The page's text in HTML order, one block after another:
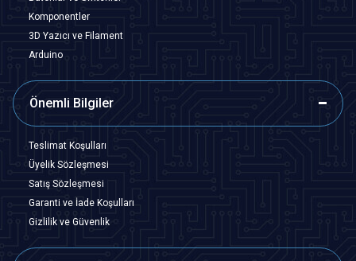
Komponentler
3D Yazıcı ve Filament
Arduino
Önemli Bilgiler
Teslimat Koşulları
Üyelik Sözleşmesi
Satış Sözleşmesi
Garanti ve İade Koşulları
Gizlilik ve Güvenlik